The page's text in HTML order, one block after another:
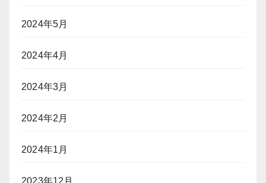
2024年5月
2024年4月
2024年3月
2024年2月
2024年1月
2023年12月